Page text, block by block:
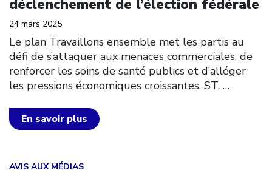
déclenchement de l’élection fédérale
24 mars 2025
Le plan Travaillons ensemble met les partis au
défi de s’attaquer aux menaces commerciales, de
renforcer les soins de santé publics et d’alléger
les pressions économiques croissantes. ST. …
En savoir plus
AVIS AUX MÉDIAS
Click to open the link